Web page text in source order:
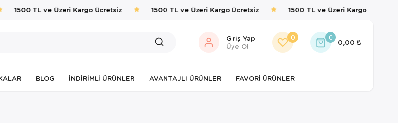
1500 TL ve Üzeri Kargo Ücretsiz 1500 TL ve Üzeri Kargo Ücretsiz 1500 TL ve Üzeri Kargo Ücretsiz
Giriş Yap
Üye Ol
0 0
0,00
BLOG İNDIRIMLI ÜRÜNLER AVANTAJLI ÜRÜNLER FAVORI ÜRÜNLER